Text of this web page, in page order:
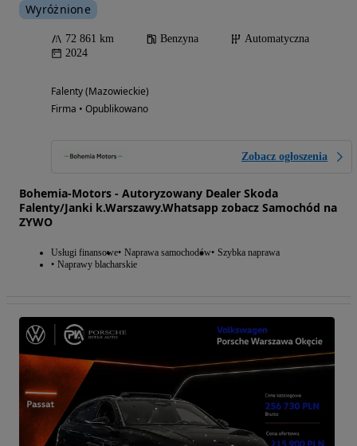
Wyróżnione
72 861 km Benzyna
Automatyczna
2024
Falenty (Mazowieckie)
Firma • Opublikowano
Zobacz ogłoszenia
Bohemia-Motors - Autoryzowany Dealer Skoda
Falenty/Janki k.Warszawy.Whatsapp zobacz Samochód na
ZYWO
Usługi finansowe Naprawa samochodów Szybka naprawa
Naprawy blacharskie